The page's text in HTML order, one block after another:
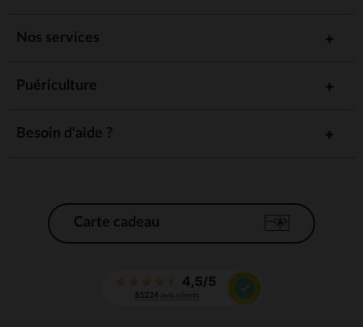
Nos services
Puériculture
Besoin d'aide ?
Carte cadeau